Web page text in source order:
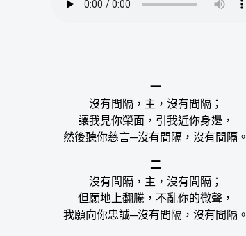
一
沒有間隔，主，沒有間隔；
讓我見你榮面，引我近你身邊，
然後聽你慈言─沒有間隔，沒有間隔。
二
沒有間隔，主，沒有間隔；
但願地上翻騰，不亂你的微聲，
我願向你忠誠─沒有間隔，沒有間隔。